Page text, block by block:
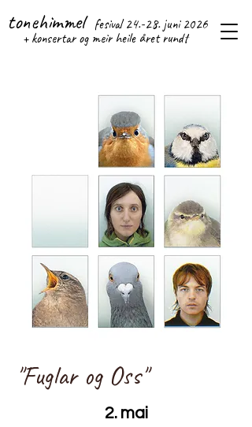
tonehimmel fesival 24.-28. juni 2026
+ konsertar og meir heile året rundt
"Fuglar og Oss"
2. mai